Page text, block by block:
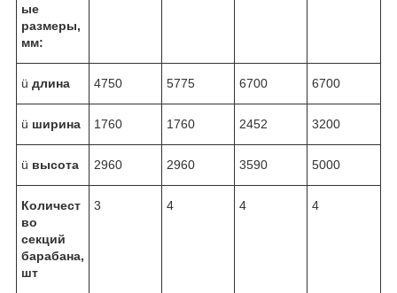
ые
размеры,
мм:
ü длина 4750 5775 6700 6700
ü ширина 1760 1760 2452 3200
ü высота 2960 2960 3590 5000
Количест
во
секций
барабана,
шт
3 4 4 4